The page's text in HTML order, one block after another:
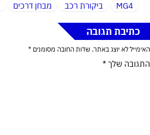
MG4 ביקורת רכב מבחן דרכים
כתיבת תגובה
האימייל לא יוצג באתר. שדות החובה מסומנים *
התגובה שלך *